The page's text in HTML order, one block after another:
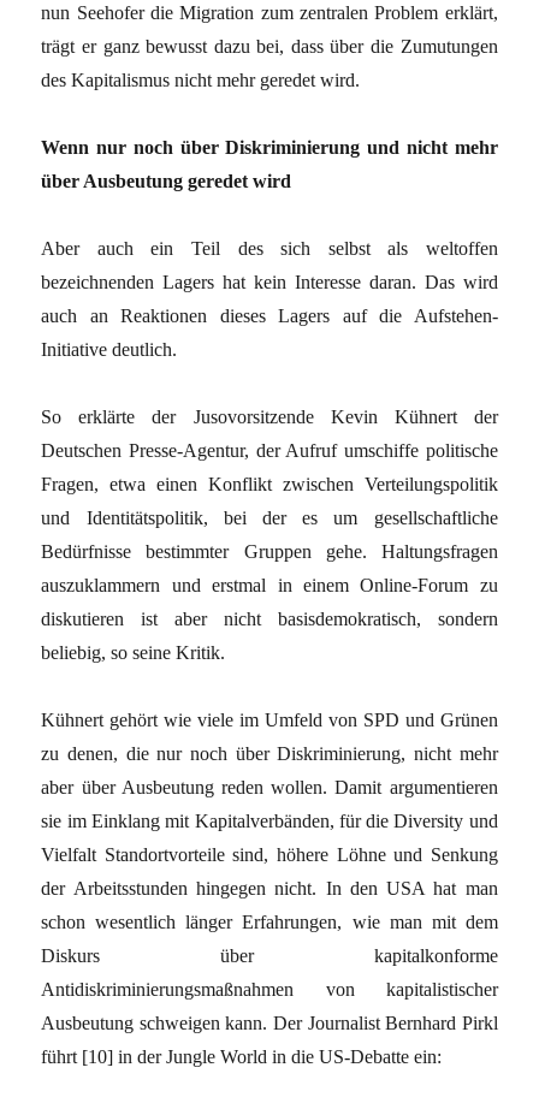
nun Seehofer die Migration zum zentralen Problem erklärt,
trägt er ganz bewusst dazu bei, dass über die Zumutungen
des Kapitalismus nicht mehr geredet wird.
Wenn nur noch über Diskriminierung und nicht mehr
über Ausbeutung geredet wird
Aber auch ein Teil des sich selbst als weltoffen
bezeichnenden Lagers hat kein Interesse daran. Das wird
auch an Reaktionen dieses Lagers auf die Aufstehen-
Initiative deutlich.
So erklärte der Jusovorsitzende Kevin Kühnert der
Deutschen Presse-Agentur, der Aufruf umschiffe politische
Fragen, etwa einen Konflikt zwischen Verteilungspolitik
und Identitätspolitik, bei der es um gesellschaftliche
Bedürfnisse bestimmter Gruppen gehe. Haltungsfragen
auszuklammern und erstmal in einem Online-Forum zu
diskutieren ist aber nicht basisdemokratisch, sondern
beliebig, so seine Kritik.
Kühnert gehört wie viele im Umfeld von SPD und Grünen
zu denen, die nur noch über Diskriminierung, nicht mehr
aber über Ausbeutung reden wollen. Damit argumentieren
sie im Einklang mit Kapitalverbänden, für die Diversity und
Vielfalt Standortvorteile sind, höhere Löhne und Senkung
der Arbeitsstunden hingegen nicht. In den USA hat man
schon wesentlich länger Erfahrungen, wie man mit dem
Diskurs über kapitalkonforme
Antidiskriminierungsmaßnahmen von kapitalistischer
Ausbeutung schweigen kann. Der Journalist Bernhard Pirkl
führt [10] in der Jungle World in die US-Debatte ein: